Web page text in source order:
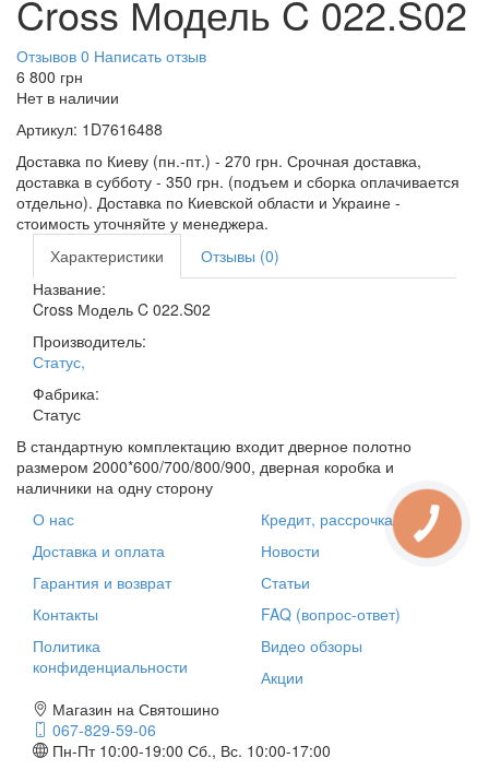
Cross Модель C 022.S02
Отзывов 0 Написать отзыв
6 800 грн
Нет в наличии
Артикул: 1D7616488
Доставка по Киеву (пн.-пт.) - 270 грн. Срочная доставка,
доставка в субботу - 350 грн. (подъем и сборка оплачивается
отдельно). Доставка по Киевской области и Украине -
стоимость уточняйте у менеджера.
Характеристики
Отзывы (0)
Название:
Cross Модель C 022.S02
Производитель:
Статус,
Фабрика:
Статус
В стандартную комплектацию входит дверное полотно
размером 2000*600/700/800/900, дверная коробка и
наличники на одну сторону
О нас
Доставка и оплата
Гарантия и возврат
Контакты
Политика
конфиденциальности
Кредит, рассрочка
Новости
Статьи
FAQ (вопрос-ответ)
Видео обзоры
Акции
Магазин на Святошино
067-829-59-06
Пн-Пт 10:00-19:00 Сб., Вс. 10:00-17:00